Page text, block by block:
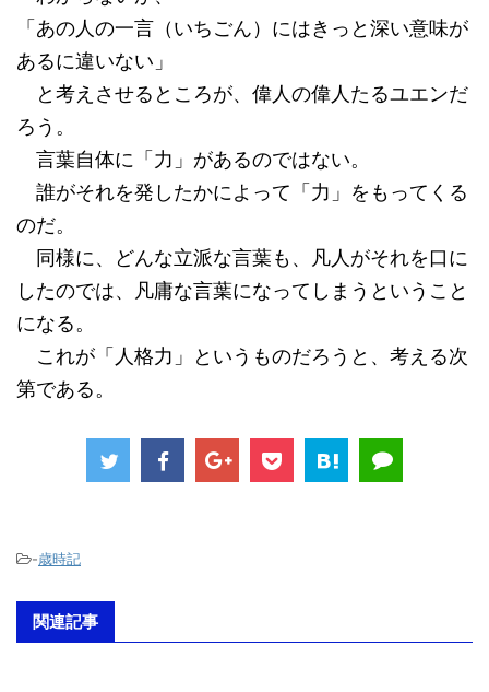
「あの人の一言（いちごん）にはきっと深い意味が
あるに違いない」
と考えさせるところが、偉人の偉人たるユエンだ
ろう。
言葉自体に「力」があるのではない。
誰がそれを発したかによって「力」をもってくる
のだ。
同様に、どんな立派な言葉も、凡人がそれを口に
したのでは、凡庸な言葉になってしまうということ
になる。
これが「人格力」というものだろうと、考える次
第である。
-歳時記
関連記事